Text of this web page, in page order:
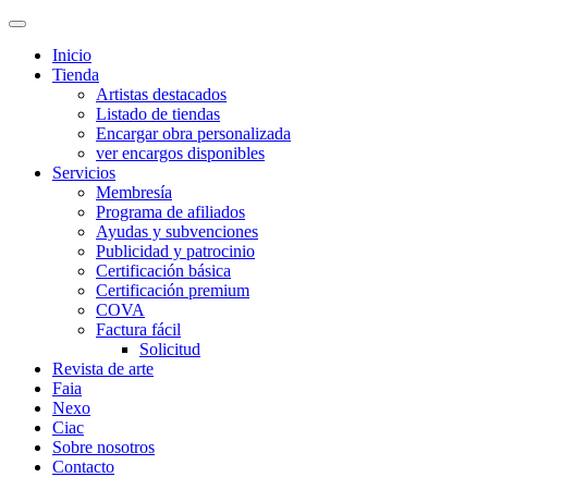
Inicio
Tienda
Artistas destacados
Listado de tiendas
Encargar obra personalizada
ver encargos disponibles
Servicios
Membresía
Programa de afiliados
Ayudas y subvenciones
Publicidad y patrocinio
Certificación básica
Certificación premium
COVA
Factura fácil
Solicitud
Revista de arte
Faia
Nexo
Ciac
Sobre nosotros
Contacto